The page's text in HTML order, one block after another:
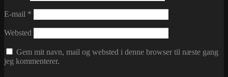
E-mail *
Websted
Gem mit navn, mail og websted i denne browser til næste gang
jeg kommenterer.